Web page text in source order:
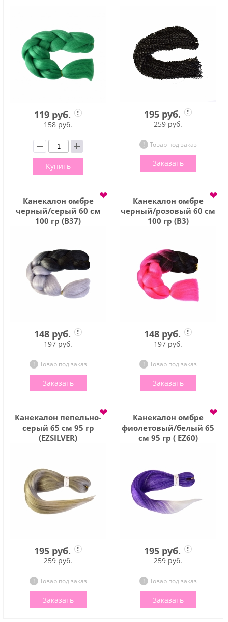
119 руб.
158 руб.
Купить
195 руб.
259 руб.
Товар под заказ
Заказать
Канекалон омбре
черный/серый 60 см
100 гр (B37)
❤
148 руб.
197 руб.
Товар под заказ
Заказать
Канекалон омбре
черный/розовый 60 см
100 гр (B3)
❤
148 руб.
197 руб.
Товар под заказ
Заказать
Канекалон пепельно-
серый 65 см 95 гр
(EZSILVER)
❤
195 руб.
259 руб.
Товар под заказ
Заказать
Канекалон омбре
фиолетовый/белый 65
см 95 гр ( EZ60)
❤
195 руб.
259 руб.
Товар под заказ
Заказать